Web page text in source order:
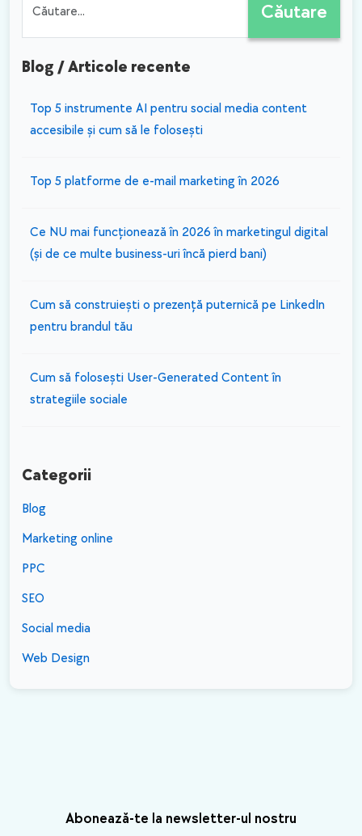
Căutare
Blog / Articole recente
​Top 5 instrumente AI pentru social media content
accesibile și cum să le folosești
Top 5 platforme de e-mail marketing în 2026
Ce NU mai funcționează în 2026 în marketingul digital
(și de ce multe business-uri încă pierd bani)
Cum să construiești o prezență puternică pe LinkedIn
pentru brandul tău
Cum să folosești User-Generated Content în
strategiile sociale
Categorii
Blog
Marketing online
PPC
SEO
Social media
Web Design
Abonează-te la newsletter-ul nostru